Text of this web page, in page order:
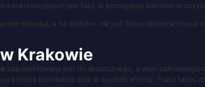
konkurencyjnych jest fakt, iż pomagamy klientom w
szamba, a na dodatek nie jest Tobie obojętna troska
w Krakowie
zaprojektowana jest do skutecznego, a więc
komorę klarowania oraz w osadnik wtórny. Praca takiej